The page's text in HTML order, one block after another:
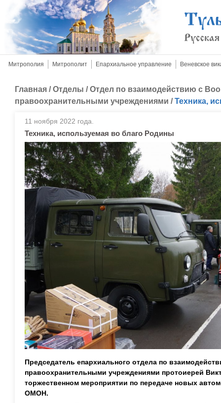
Митрополия Митрополит Епархиальное управление Веневское
Главная /Отделы /Отдел по взаимодействию с
правоохранительными учреждениями /Техника,
11 ноября 2022 года.
Техника, используемая во благо Родины
Председатель епархиального отдела по
правоохранительными учреждениями протоиерей
торжественном мероприятии по передаче новых
ОМОН.